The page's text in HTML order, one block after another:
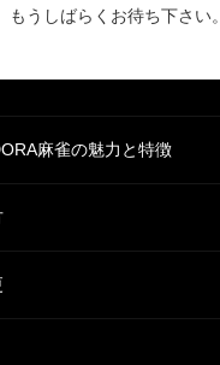
もうしばらくお待ち下さい。
麻雀の魅力と特徴